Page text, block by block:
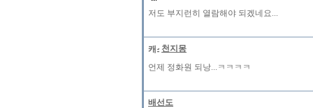
저도 부지런히 열람해야 되겠네요...
천지몽
언제 정화원 되낭...ㅋㅋㅋㅋ
배선도